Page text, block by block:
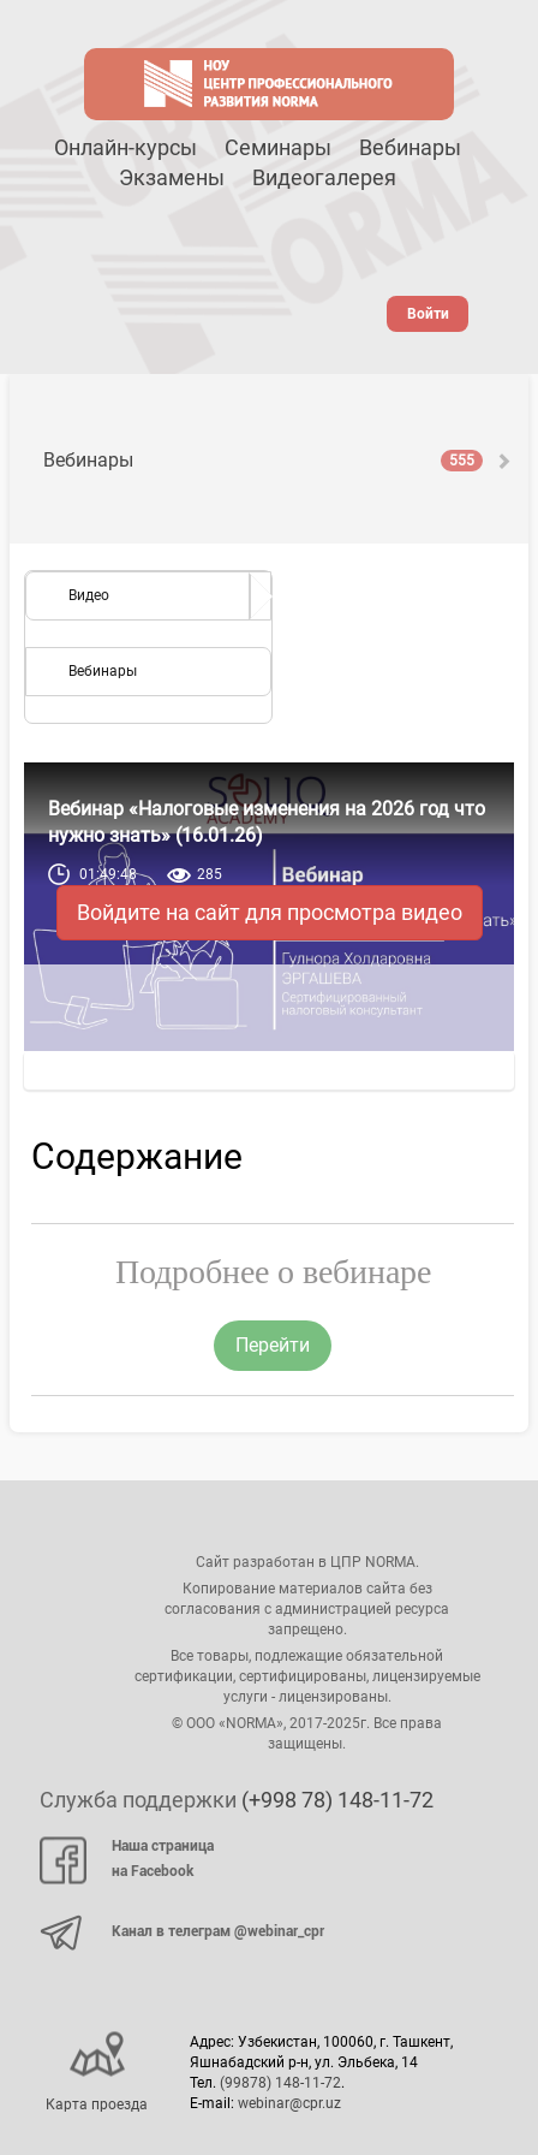
Онлайн-курсы Семинары
Вебинары
Экзамены
Видеогалерея
Войти
Вебинары 555
Видео
Вебинары
Вебинар «Налоговые изменения на 2026 год что
нужно знать» (16.01.26)
01:49:48 285
Войдите на сайт для просмотра видео
Содержание
Подробнее о вебинаре
Перейти
Сайт разработан в ЦПР NORMA.
Копирование материалов сайта без
согласования с администрацией ресурса
запрещено.
Все товары, подлежащие обязательной
сертификации, сертифицированы, лицензируемые
услуги - лицензированы.
© ООО «NORMA», 2017-2025г. Все права
защищены.
Служба поддержки (+998 78) 148-11-72
Наша страница
на Facebook
Канал в телеграм @webinar_cpr
Карта проезда
Адрес: Узбекистан, 100060, г. Ташкент,
Яшнабадский р-н, ул. Эльбека, 14
Тел. (99878) 148-11-72.
E-mail: webinar@cpr.uz